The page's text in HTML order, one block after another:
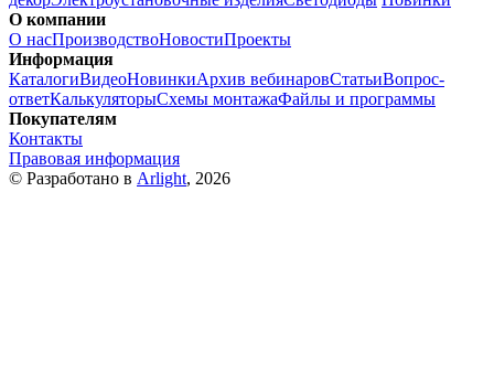
О компании
О насПроизводствоНовостиПроекты
Информация
КаталогиВидеоНовинкиАрхив вебинаровСтатьиВопрос-
ответКалькуляторыСхемы монтажаФайлы и программы
Покупателям
Контакты
Правовая информация
© Разработано в Arlight, 2026